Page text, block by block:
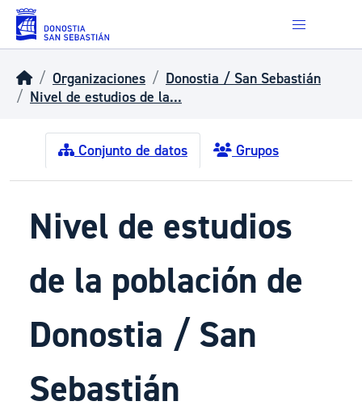
Skip to main content
Organizaciones
Donostia / San Sebastián
Nivel de estudios de la...
Conjunto de datos Grupos
Nivel de estudios
de la población de
Donostia / San
Sebastián